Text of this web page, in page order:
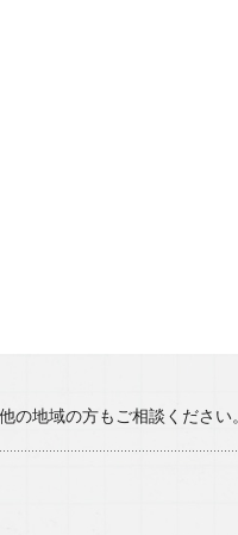
年6月 (2)
地域の方もご相談ください。